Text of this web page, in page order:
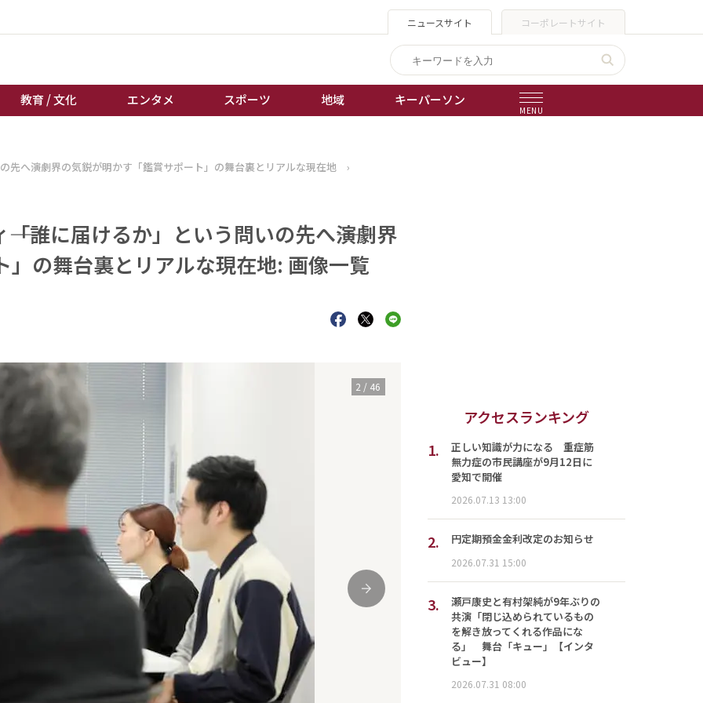
ニュースサイト コーポレートサイト
教育 / 文化 エンタメ スポーツ 地域 キーパーソン
MENU
エンタメ
スポーツ
競輪
ボートレース
先へ――演劇界の気鋭が明かす「鑑賞サポート」の舞台裏とリアルな現在地 ›
「誰に届けるか」という問いの先へ――演劇界
の舞台裏とリアルな現在地: 画像一覧
次
3 / 46
アクセスランキング
1.
正しい知識が力になる 重症筋
無力症の市民講座が9月12日に
愛知で開催
2026.07.13 13:00
2. 円定期預金金利改定のお知らせ
2026.07.31 15:00
3.
瀬戸康史と有村架純が9年ぶりの
共演「閉じ込められているもの
を解き放ってくれる作品にな
る」 舞台「キュー」【インタ
ビュー】
2026.07.31 08:00